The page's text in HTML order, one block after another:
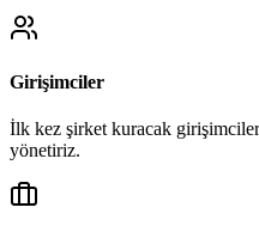
Girişimciler
İlk kez şirket kuracak
yönetiriz.